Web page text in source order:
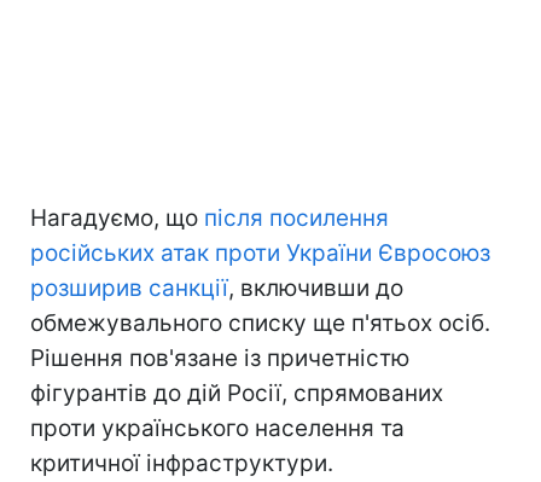
Нагадуємо, що після посилення
російських атак проти України Євросоюз
розширив санкції, включивши до
обмежувального списку ще п'ятьох осіб.
Рішення пов'язане із причетністю
фігурантів до дій Росії, спрямованих
проти українського населення та
критичної інфраструктури.